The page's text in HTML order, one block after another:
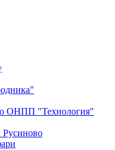
ОНПП "Технология"
Русиново